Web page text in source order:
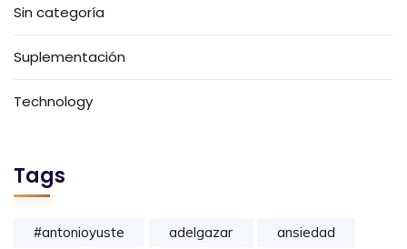
Sin categoría
Suplementación
Technology
Tags
#antonioyuste adelgazar ansiedad